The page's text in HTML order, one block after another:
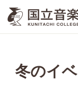
冬のイ